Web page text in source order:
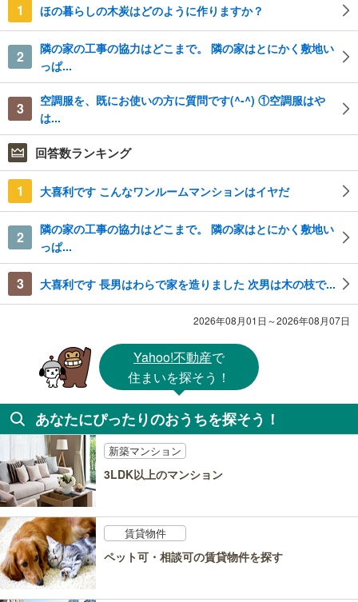
1 ほの暮らしの木炭はどのように作りますか？
2
隣の家の工事の協力はどこまで。 隣の家はとにかく敷地い
っぱ...
3
空調服を、既にお使いの方に質問です(^-^) ①空調服はや
は...
回答数ランキング
1 大喜利です こんなワンルームマンションはイヤだ
2
隣の家の工事の協力はどこまで。 隣の家はとにかく敷地い
っぱ...
3 大喜利です 長男はわらで家を造りました 次男は木の枝で...
2026年08月01日～2026年08月07日
Yahoo!不動産で
住まいを探そう！
あなたにぴったりのおうちを探そう！
新築マンション
3LDK以上のマンション
賃貸物件
ペット可・相談可の賃貸物件を探す